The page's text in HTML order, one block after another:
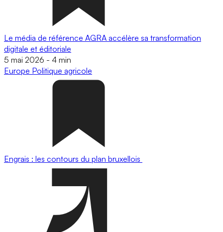
Le média de référence AGRA accélère sa transformation
digitale et éditoriale
5 mai 2026 - 4 min
Europe Politique agricole
Engrais : les contours du plan bruxellois